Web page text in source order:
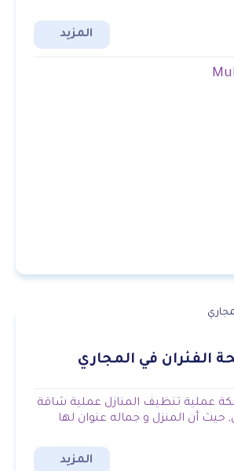
المزيد
الفئران في المجاري
عملية تنظيف المنازل عملية شاقة
حيث أن المنزل و جماله عنوان لها
المزيد